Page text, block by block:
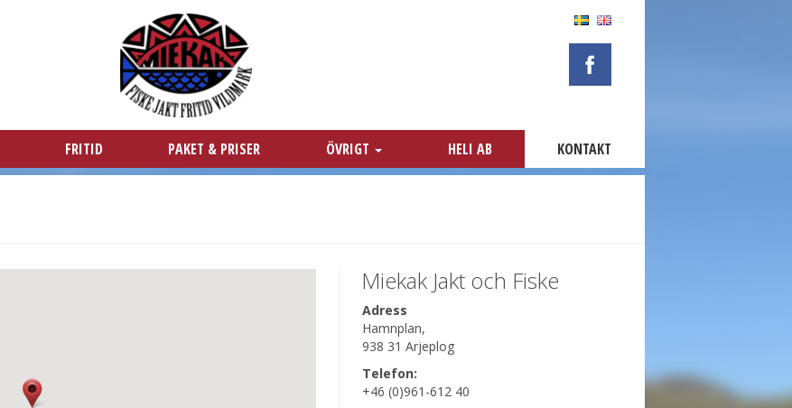
FRITID PAKET & PRISER ÖVRIGT HELI AB KONTAKT
Miekak Jakt och Fiske
Adress
Hamnplan,
938 31 Arjeplog
Telefon:
+46 (0)961-612 40